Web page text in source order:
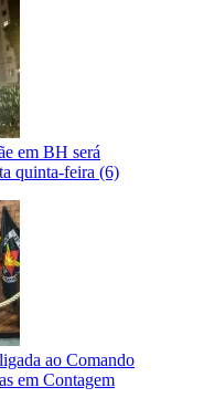
em BH será
quinta-feira (6)
ao Comando
em Contagem